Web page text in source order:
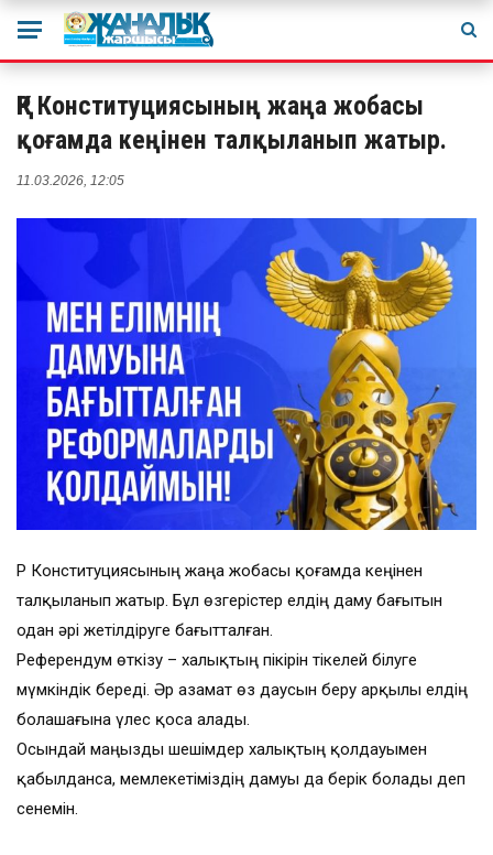
ҚР Конституциясының жаңа жобасы
қоғамда кеңінен талқыланып жатыр.
11.03.2026, 12:05
ҚР Конституциясының жаңа жобасы қоғамда кеңінен
талқыланып жатыр. Бұл өзгерістер елдің даму бағытын
одан әрі жетілдіруге бағытталған.
Референдум өткізу – халықтың пікірін тікелей білуге
мүмкіндік береді. Әр азамат өз даусын беру арқылы елдің
болашағына үлес қоса алады.
Осындай маңызды шешімдер халықтың қолдауымен
қабылданса, мемлекетіміздің дамуы да берік болады деп
сенемін.